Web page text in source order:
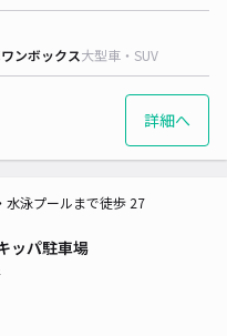
ワンボックス大型車・SUV
詳細へ
ッパ駐車場
泳プールまで徒歩 27